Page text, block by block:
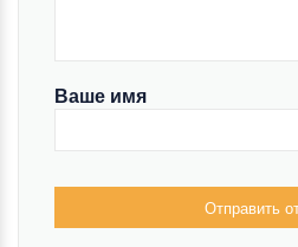
Ваше имя
Отправить